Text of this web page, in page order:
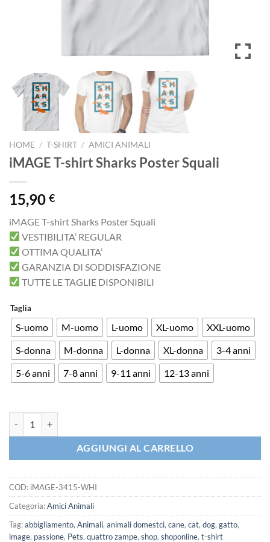
HOME / T-SHIRT / AMICI ANIMALI
iMAGE T-shirt Sharks Poster Squali
15,90 €
iMAGE T-shirt Sharks Poster Squali
VESTIBILITA’ REGULAR
OTTIMA QUALITA’
GARANZIA DI SODDISFAZIONE
TUTTE LE TAGLIE DISPONIBILI
Taglia
S-uomo M-uomo L-uomo XL-uomo
XXL-uomo
S-donna
M-donna L-donna XL-donna
3-4 anni
5-6 anni
7-8 anni 9-11 anni 12-13 anni
AGGIUNGI AL CARRELLO
COD: iMAGE-3415-WHI
Categoria:Amici Animali
Tag:abbigliamento, Animali, animali domestci, cane, cat, dog, gatto,
image, passione, Pets, quattro zampe, shop, shoponline, t-shirt